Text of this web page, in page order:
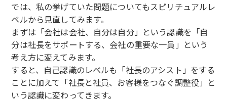
では、私の挙げていた問題についてもスピリチュアルレ
ベルから見直してみます。
まずは「会社は会社、自分は自分」という認識を「自
分は社長をサポートする、会社の重要な一員」という
考え方に変えてみます。
すると、自己認識のレベルも「社長のアシスト」をする
ことに加えて「社長と社員、お客様をつなぐ調整役」と
いう認識に変わってきます。